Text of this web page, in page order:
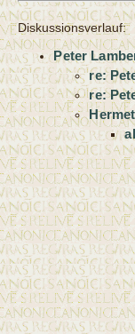
Diskussionsverlauf:
Peter
re:
re: